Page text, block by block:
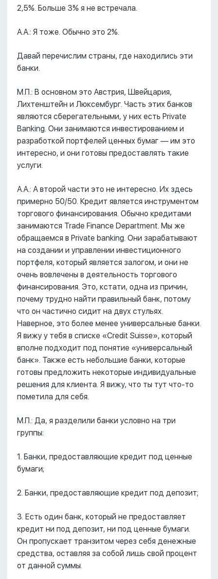
2,5%. Больше 3% я не встречала.
А.А.: Я тоже. Обычно это 2%.
Давай перечислим страны, где находились эти
банки.
М.П.: В основном это Австрия, Швейцария,
Лихтенштейн и Люксембург. Часть этих банков
являются сберегательными, у них есть Private
Banking. Они занимаются инвестированием и
разработкой портфелей ценных бумаг –– им это
интересно, и они готовы предоставлять такие
услуги.
А.А.: А второй части это не интересно. Их здесь
примерно 50/50. Кредит является инструментом
торгового финансирования. Обычно кредитами
занимаются Trade Finance Department. Мы же
обращаемся в Private banking. Они зарабатывают
на создании и управлении инвестиционного
портфеля, который является залогом, и они не
очень вовлечены в деятельность торгового
финансирования. Это, кстати, одна из причин,
почему трудно найти правильный банк, потому
что он частично сидит на двух стульях.
Наверное, это более менее универсальные банки.
Я вижу у тебя в списке «Credit Suisse», который
вполне подходит под понятие «универсальный
банк». Также есть небольшие банки, которые
готовы предложить некоторые индивидуальные
решения для клиента. Я вижу, что ты тут что-то
пометила для себя.
М.П.: Да, я разделили банки условно на три
группы:
1. Банки, предоставляющие кредит под ценные
бумаги;
2. Банки, предоставляющие кредит под депозит;
3. Есть один банк, который не предоставляет
кредит ни под депозит, ни под ценные бумаги.
Он пропускает транзитом через себя денежные
средства, оставляя за собой лишь свой процент
от данной суммы.